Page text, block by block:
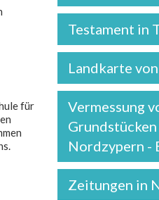
für
Testament in
Landkarte
Vermessung
Nordzypern -
Zeitungen in